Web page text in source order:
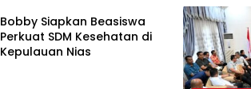
Bobby Siapkan Beasiswa
Perkuat SDM Kesehatan di
Kepulauan Nias